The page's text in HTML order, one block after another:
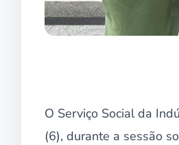
O Serviço Social da
(6), durante a sessão